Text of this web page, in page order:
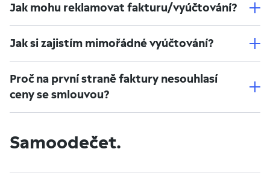
Jak mohu reklamovat fakturu/vyúčtování?
Jak si zajistím mimořádné vyúčtování?
Proč na první straně faktury nesouhlasí
ceny se smlouvou?
Samoodečet.